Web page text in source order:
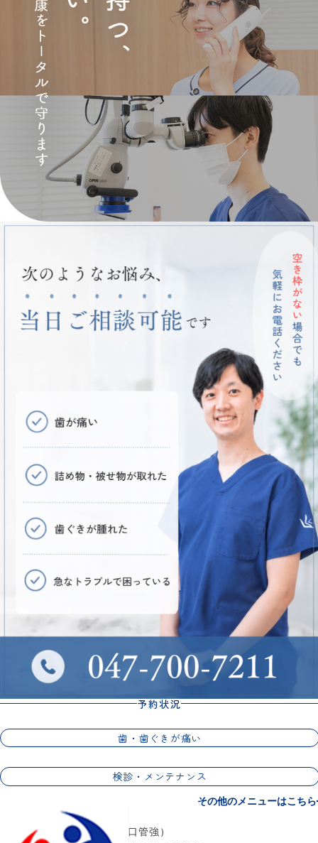
予約状況
歯・歯ぐきが痛い
検診・メンテナンス
その他のメニューはこちら
当院は厚生労働省指定の
・口腔管理体制強化加算（口管強）